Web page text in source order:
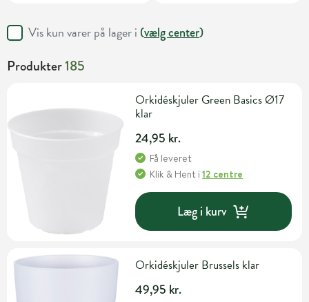
Vis kun varer på lager i (vælg center)
Produkter185
Orkidéskjuler Green Basics Ø17
klar
24,95 kr.
Få leveret
Klik & Hent i12 centre
Læg i kurv
Orkidéskjuler Brussels klar
49,95 kr.